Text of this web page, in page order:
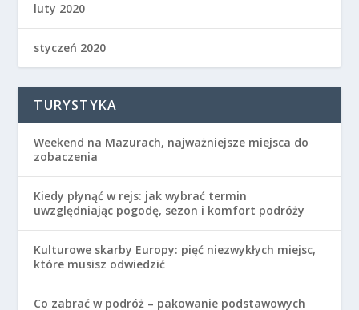
luty 2020
styczeń 2020
TURYSTYKA
Weekend na Mazurach, najważniejsze miejsca do
zobaczenia
Kiedy płynąć w rejs: jak wybrać termin
uwzględniając pogodę, sezon i komfort podróży
Kulturowe skarby Europy: pięć niezwykłych miejsc,
które musisz odwiedzić
Co zabrać w podróż – pakowanie podstawowych